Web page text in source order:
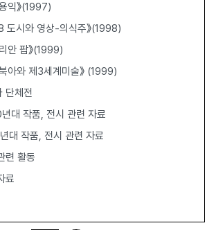
익》(1997)
도시와 영상-의식주》(1998)
안 팝》(1999)
아와 제3세계미술》 (1999)
단체전
대 작품, 전시 관련 자료
대 작품, 전시 관련 자료
련 활동
료